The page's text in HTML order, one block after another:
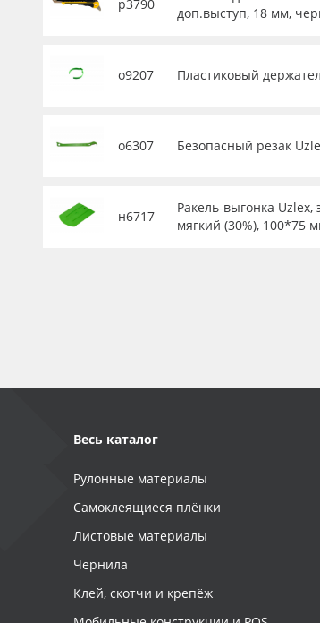
р3790
доп.выступ, 18 мм,
о9207 Пластиковый
о6307 Безопасный резак
н6717
Ракель-выгонка
мягкий (30%), 100*75
Весь каталог
Рулонные материалы
Самоклеящиеся плёнки
Листовые материалы
Чернила
Клей, скотчи и крепёж